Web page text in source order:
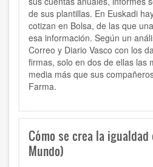
de sus plantillas. En Euskadi
cotizan en Bolsa, de las que
esa información. Según un
Correo y Diario Vasco con los
firmas, solo en dos de ellas las
media más que sus
Farma.
Cómo se crea la igualdad
Mundo)